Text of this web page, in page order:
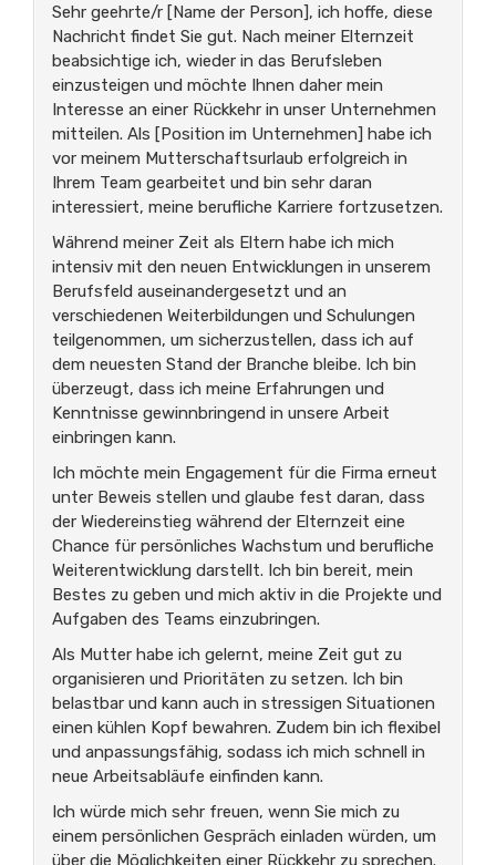
Sehr geehrte/r [Name der Person], ich hoffe, diese
Nachricht findet Sie gut. Nach meiner Elternzeit
beabsichtige ich, wieder in das Berufsleben
einzusteigen und möchte Ihnen daher mein
Interesse an einer Rückkehr in unser Unternehmen
mitteilen. Als [Position im Unternehmen] habe ich
vor meinem Mutterschaftsurlaub erfolgreich in
Ihrem Team gearbeitet und bin sehr daran
interessiert, meine berufliche Karriere fortzusetzen.
Während meiner Zeit als Eltern habe ich mich
intensiv mit den neuen Entwicklungen in unserem
Berufsfeld auseinandergesetzt und an
verschiedenen Weiterbildungen und Schulungen
teilgenommen, um sicherzustellen, dass ich auf
dem neuesten Stand der Branche bleibe. Ich bin
überzeugt, dass ich meine Erfahrungen und
Kenntnisse gewinnbringend in unsere Arbeit
einbringen kann.
Ich möchte mein Engagement für die Firma erneut
unter Beweis stellen und glaube fest daran, dass
der Wiedereinstieg während der Elternzeit eine
Chance für persönliches Wachstum und berufliche
Weiterentwicklung darstellt. Ich bin bereit, mein
Bestes zu geben und mich aktiv in die Projekte und
Aufgaben des Teams einzubringen.
Als Mutter habe ich gelernt, meine Zeit gut zu
organisieren und Prioritäten zu setzen. Ich bin
belastbar und kann auch in stressigen Situationen
einen kühlen Kopf bewahren. Zudem bin ich flexibel
und anpassungsfähig, sodass ich mich schnell in
neue Arbeitsabläufe einfinden kann.
Ich würde mich sehr freuen, wenn Sie mich zu
einem persönlichen Gespräch einladen würden, um
über die Möglichkeiten einer Rückkehr zu sprechen.